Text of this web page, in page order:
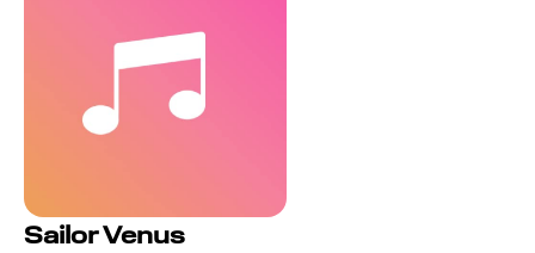
Sailor Venus